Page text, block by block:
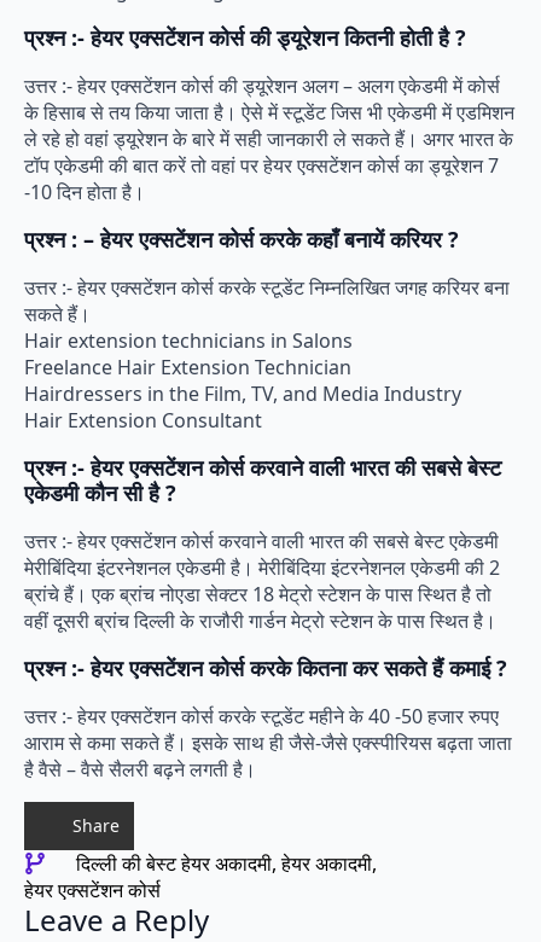
प्रश्न :- हेयर एक्सटेंशन कोर्स की ड्यूरेशन कितनी होती है ?
उत्तर :- हेयर एक्सटेंशन कोर्स की ड्यूरेशन अलग – अलग एकेडमी में कोर्स
के हिसाब से तय किया जाता है। ऐसे में स्टूडेंट जिस भी एकेडमी में एडमिशन
ले रहे हो वहां ड्यूरेशन के बारे में सही जानकारी ले सकते हैं। अगर भारत के
टॉप एकेडमी की बात करें तो वहां पर हेयर एक्सटेंशन कोर्स का ड्यूरेशन 7
-10 दिन होता है।
प्रश्न : – हेयर एक्सटेंशन कोर्स करके कहाँ बनायें करियर ?
उत्तर :- हेयर एक्सटेंशन कोर्स करके स्टूडेंट निम्नलिखित जगह करियर बना
सकते हैं।
Hair extension technicians in Salons
Freelance Hair Extension Technician
Hairdressers in the Film, TV, and Media Industry
Hair Extension Consultant
प्रश्न :- हेयर एक्सटेंशन कोर्स करवाने वाली भारत की सबसे बेस्ट
एकेडमी कौन सी है ?
उत्तर :- हेयर एक्सटेंशन कोर्स करवाने वाली भारत की सबसे बेस्ट एकेडमी
मेरीबिंदिया इंटरनेशनल एकेडमी है। मेरीबिंदिया इंटरनेशनल एकेडमी की 2
ब्रांचे हैं। एक ब्रांच नोएडा सेक्टर 18 मेट्रो स्टेशन के पास स्थित है तो
वहीं दूसरी ब्रांच दिल्ली के राजौरी गार्डन मेट्रो स्टेशन के पास स्थित है।
प्रश्न :- हेयर एक्सटेंशन कोर्स करके कितना कर सकते हैं कमाई ?
उत्तर :- हेयर एक्सटेंशन कोर्स करके स्टूडेंट महीने के 40 -50 हजार रुपए
आराम से कमा सकते हैं। इसके साथ ही जैसे-जैसे एक्स्पीरियस बढ़ता जाता
है वैसे – वैसे सैलरी बढ़ने लगती है।
Share
दिल्ली की बेस्ट हेयर अकादमी हेयर अकादमी
हेयर एक्सटेंशन कोर्स
Leave a Reply